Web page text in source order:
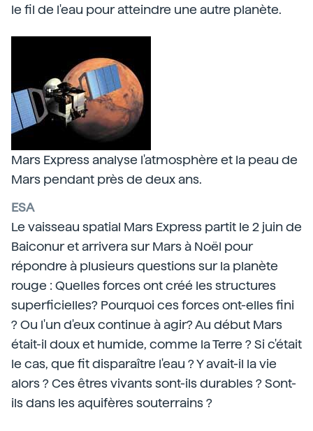
le fil de l'eau pour atteindre une autre planète.
Mars Express analyse l'atmosphère et la peau de
Mars pendant près de deux ans.
ESA
Le vaisseau spatial Mars Express partit le 2 juin de
Baiconur et arrivera sur Mars à Noël pour
répondre à plusieurs questions sur la planète
rouge : Quelles forces ont créé les structures
superficielles? Pourquoi ces forces ont-elles fini
? Ou l'un d'eux continue à agir? Au début Mars
était-il doux et humide, comme la Terre ? Si c'était
le cas, que fit disparaître l'eau ? Y avait-il la vie
alors ? Ces êtres vivants sont-ils durables ? Sont-
ils dans les aquifères souterrains ?